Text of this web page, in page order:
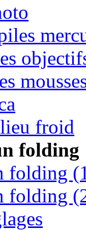
froid
folding
folding
folding